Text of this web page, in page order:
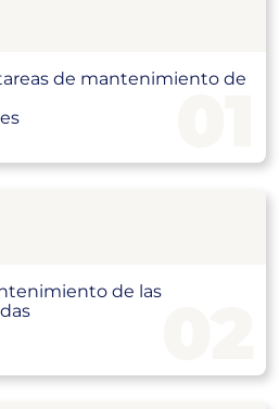
de mantenimiento de
de las